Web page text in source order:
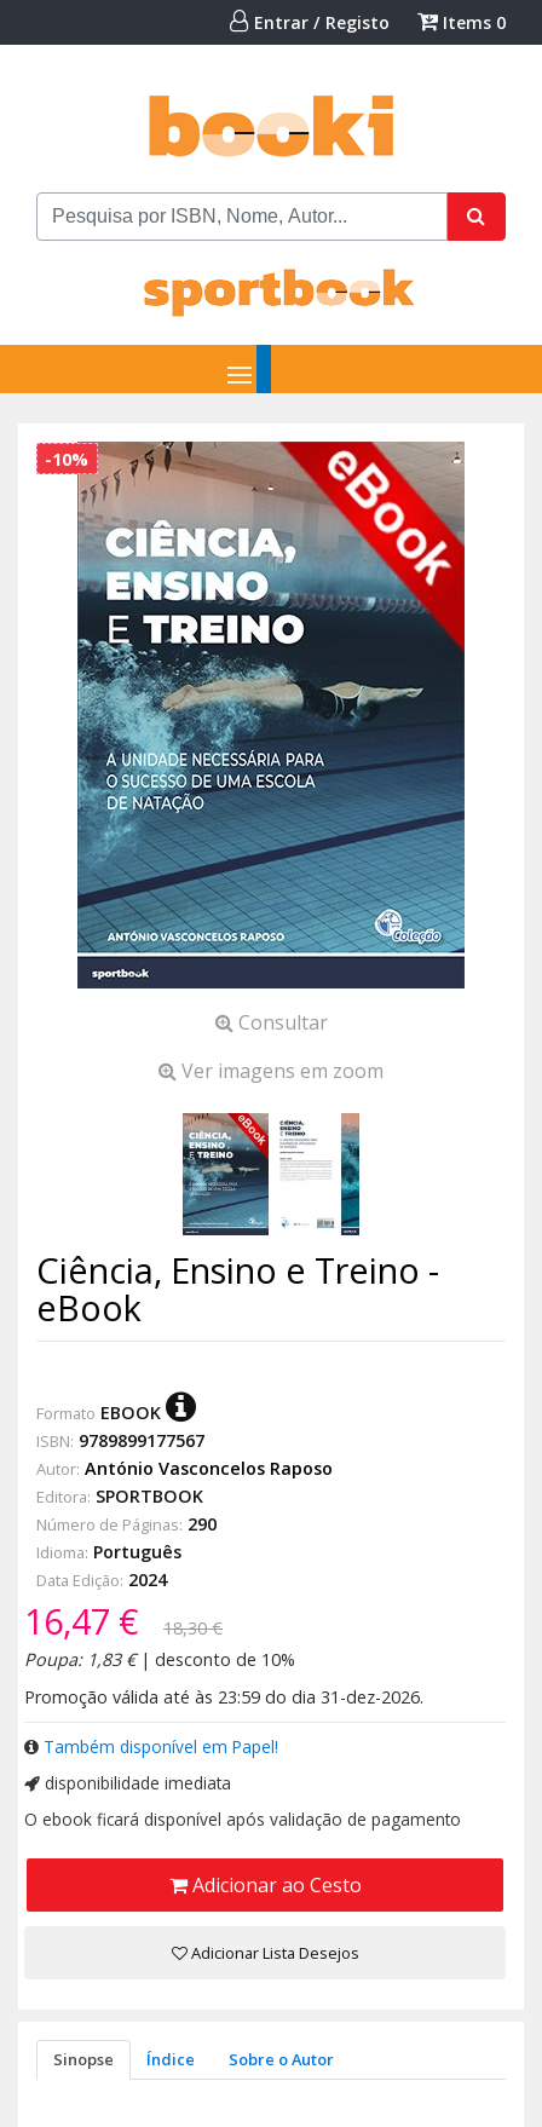
Entrar / Registo Items 0
Consultar
-10%
Ver imagens em zoom
Ciência, Ensino e Treino -
eBook
Formato EBOOK
ISBN: 9789899177567
Autor: António Vasconcelos Raposo
Editora: SPORTBOOK
Número de Páginas: 290
Idioma: Português
Data Edição: 2024
16,47 €
18,30 €
Poupa: 1,83 €| desconto de 10%
Promoção válida até às 23:59 do dia 31-dez-2026.
Também disponível em Papel!
disponibilidade imediata
O ebook ficará disponível após validação de pagamento
Adicionar ao Cesto
Adicionar Lista Desejos
Sinopse Índice Sobre o Autor